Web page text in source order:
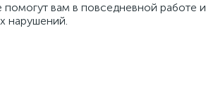
вам в повседневной работе и
нарушений.